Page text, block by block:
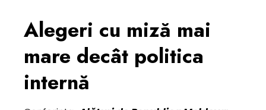
Alegeri cu miză mai
mare decât politica
internă